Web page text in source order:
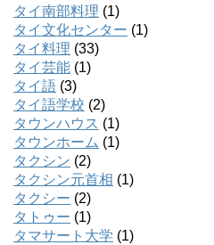
タイ南部料理 (1)
タイ文化センター (1)
タイ料理 (33)
タイ芸能 (1)
タイ語 (3)
タイ語学校 (2)
タウンハウス (1)
タウンホーム (1)
タクシン (2)
タクシン元首相 (1)
タクシー (2)
タトゥー (1)
タマサート大学 (1)